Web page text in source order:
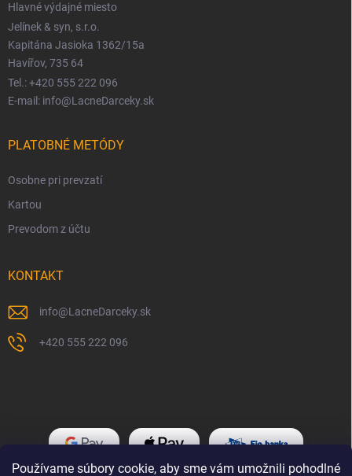
Používame súbory cookie, aby sme vám umožnili pohodlné
Hlavné výdajné miesto
Jelínek & syn, s.r.o.
Kapitána Jasioka 1362/15a
Havířov, 735 64
Tel.: +420 555 222 096
E-mail: info@LacneDarceky.sk
PLATOBNÉ METÓDY
Osobne pri prevzatí
Kartou
Prevodom z účtu
KONTAKT
info@LacneDarceky.sk
+420 555 222 096